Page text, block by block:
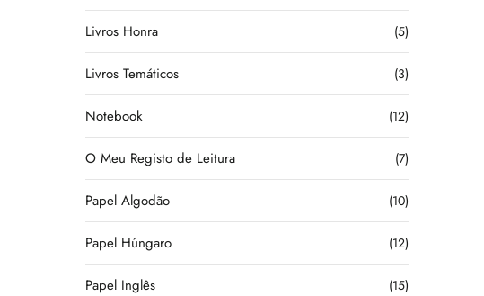
Livros Honra (5)
Livros Temáticos (3)
Notebook (12)
O Meu Registo de Leitura (7)
Papel Algodão (10)
Papel Húngaro (12)
Papel Inglês (15)